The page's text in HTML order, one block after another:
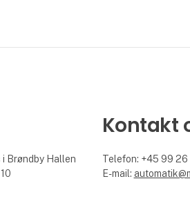
i Brøndby Hallen
Kontakt
Telefon: +45 99
E-mail: